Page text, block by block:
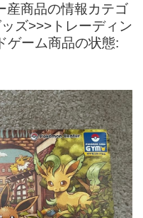
産商品の情報カテゴ
ズ>>>トレーディン
ゲーム商品の状態: